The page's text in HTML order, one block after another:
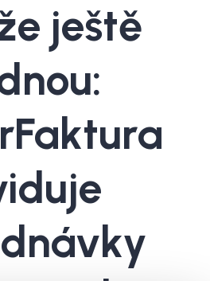
ještě